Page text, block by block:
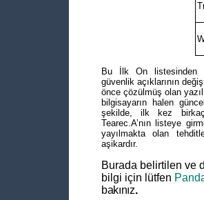
Bu İlk On listesinden
güvenlik açıklarının
önce çözülmüş olan
bilgisayarın halen
şekilde, ilk kez
Tearec.A’nın listeye
yayılmakta olan
aşikardır.
Burada belirtilen ve
bilgi için lütfen
bakınız.